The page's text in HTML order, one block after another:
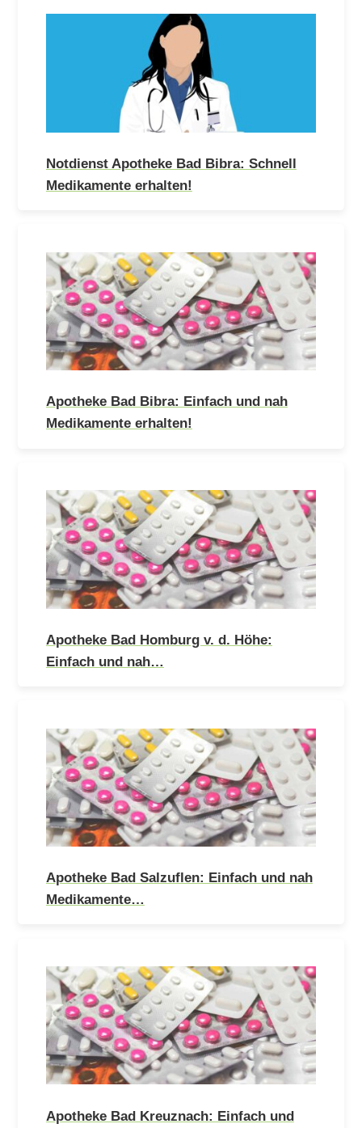
Notdienst Apotheke Bad Bibra: Schnell
Medikamente erhalten!
Apotheke Bad Bibra: Einfach und nah
Medikamente erhalten!
Apotheke Bad Homburg v. d. Höhe:
Einfach und nah…
Apotheke Bad Salzuflen: Einfach und nah
Medikamente…
Apotheke Bad Kreuznach: Einfach und